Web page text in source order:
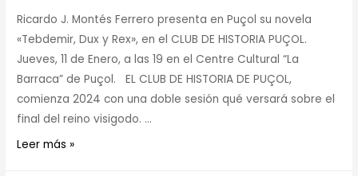
Ricardo J. Montés Ferrero presenta en Puçol su novela
«Tebdemir, Dux y Rex», en el CLUB DE HISTORIA PUÇOL.
Jueves, 11 de Enero, a las 19 en el Centre Cultural “La
Barraca” de Puçol. EL CLUB DE HISTORIA DE PUÇOL,
comienza 2024 con una doble sesión qué versará sobre el
final del reino visigodo. …
Leer más »